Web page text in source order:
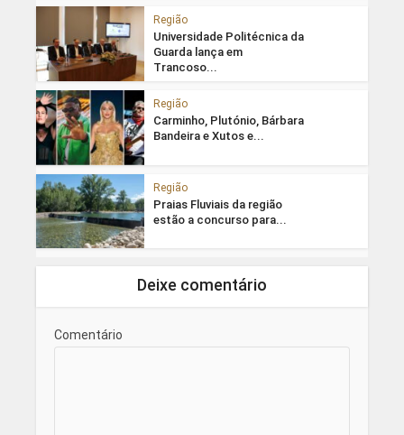
Região
Universidade Politécnica da
Guarda lança em
Trancoso...
Região
Carminho, Plutónio, Bárbara
Bandeira e Xutos e...
Região
Praias Fluviais da região
estão a concurso para...
Deixe comentário
Comentário